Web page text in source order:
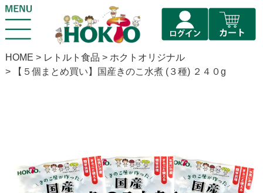
HOME レトルト食品
ホクトオリジナル
【５個まとめ買い】国産きのこ水煮 (３種) ２４０g